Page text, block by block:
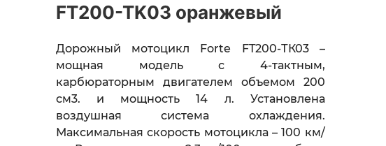
FT200-TK03 оранжевый
Дорожный мотоцикл Forte FT200-ТК03 –
мощная модель с 4-тактным,
карбюраторным двигателем объемом 200
см3. и мощность 14 л. Установлена
воздушная система охлаждения.
Максимальная скорость мотоцикла – 100 км/